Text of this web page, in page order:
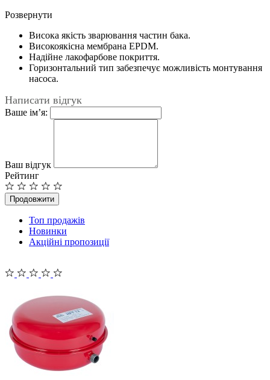
Розвернути
Висока якість зварювання частин бака.
Високоякісна мембрана EPDM.
Надійне лакофарбове покриття.
Горизонтальний тип забезпечує можливість монтування
насоса.
Написати відгук
Ваше ім’я:
Ваш відгук
Рейтинг
Продовжити
Топ продажів
Новинки
Акційні пропозиції